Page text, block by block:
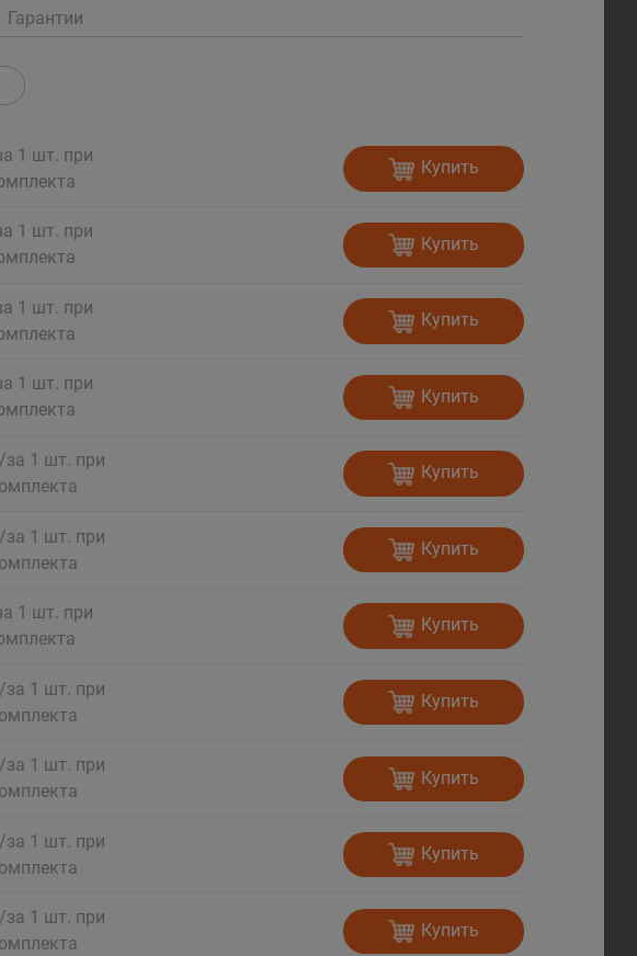
Гарантии
1 шт. при
Купить
1 шт. при
Купить
1 шт. при
Купить
1 шт. при
Купить
/за 1 шт. при
Купить
/за 1 шт. при
Купить
1 шт. при
Купить
/за 1 шт. при
Купить
/за 1 шт. при
Купить
/за 1 шт. при
Купить
/за 1 шт. при
Купить